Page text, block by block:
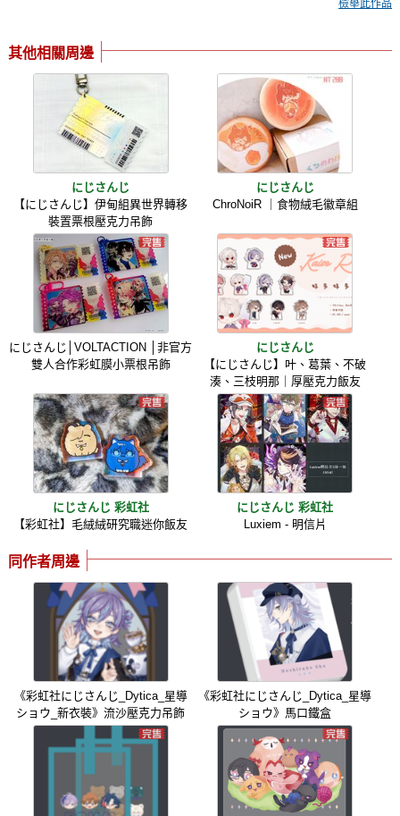
檢舉此作品
其他相關周邊
にじさんじ
【にじさんじ】伊甸組異世界轉移
裝置票根壓克力吊飾
にじさんじ
ChroNoiR ｜食物絨毛徽章組
にじさんじ│VOLTACTION │非官方
雙人合作彩虹膜小票根吊飾
にじさんじ
【にじさんじ】叶、葛葉、不破
湊、三枝明那｜厚壓克力飯友
にじさんじ 彩虹社
【彩虹社】毛絨絨研究職迷你飯友
にじさんじ 彩虹社
Luxiem - 明信片
同作者周邊
《彩虹社にじさんじ_Dytica_星導
ショウ_新衣裝》流沙壓克力吊飾
《彩虹社にじさんじ_Dytica_星導
ショウ》馬口鐵盒